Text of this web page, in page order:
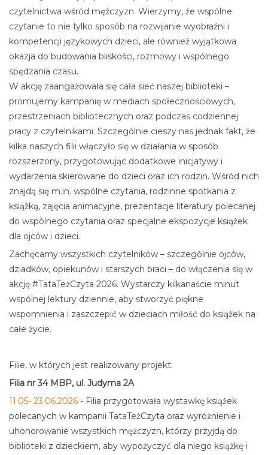
czytelnictwa wśród mężczyzn. Wierzymy, że wspólne
czytanie to nie tylko sposób na rozwijanie wyobraźni i
kompetencji językowych dzieci, ale również wyjątkowa
okazja do budowania bliskości, rozmowy i wspólnego
spędzania czasu.
W akcję zaangażowała się cała sieć naszej biblioteki –
promujemy kampanię w mediach społecznościowych,
przestrzeniach bibliotecznych oraz podczas codziennej
pracy z czytelnikami. Szczególnie cieszy nas jednak fakt, że
kilka naszych filii włączyło się w działania w sposób
rozszerzony, przygotowując dodatkowe inicjatywy i
wydarzenia skierowane do dzieci oraz ich rodzin. Wśród nich
znajdą się m.in. wspólne czytania, rodzinne spotkania z
książką, zajęcia animacyjne, prezentacje literatury polecanej
do wspólnego czytania oraz specjalne ekspozycje książek
dla ojców i dzieci.
Zachęcamy wszystkich czytelników – szczególnie ojców,
dziadków, opiekunów i starszych braci – do włączenia się w
akcję #TataTeżCzyta 2026. Wystarczy kilkanaście minut
wspólnej lektury dziennie, aby stworzyć piękne
wspomnienia i zaszczepić w dzieciach miłość do książek na
całe życie.
Filie, w których jest realizowany projekt:
Filia nr 34 MBP, ul. Judyma 2A
11.05- 23.06.2026 - Filia przygotowała wystawkę książek
polecanych w kampanii TataTeżCzyta oraz wyróżnienie i
uhonorowanie wszystkich mężczyzn, którzy przyjdą do
biblioteki z dzieckiem, aby wypożyczyć dla niego książkę i